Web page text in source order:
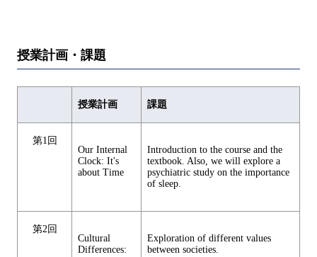
授業計画・課題
授業計画 課題
第1回
Our Internal
Clock: It's
about Time
Introduction to the course and the
textbook. Also, we will explore a
psychiatric study on the importance
of sleep.
第2回
Cultural
Differences:
Exploration of different values
between societies.